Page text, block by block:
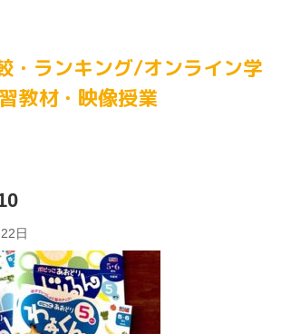
・ランキング/オンライン学
習教材・映像授業
日